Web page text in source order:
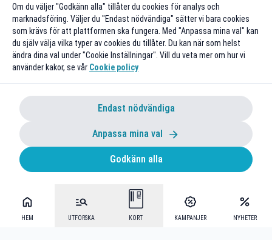
HEM UTFORSKA KORT KAMPANJER NYHETER
Om du väljer "Godkänn alla" tillåter du cookies för analys och
marknadsföring. Väljer du "Endast nödvändiga" sätter vi bara cookies
som krävs för att plattformen ska fungera. Med "Anpassa mina val" kan
du själv välja vilka typer av cookies du tillåter. Du kan när som helst
ändra dina val under "Cookie Inställningar". Vill du veta mer om hur vi
använder kakor, se vår Cookie policy
Endast nödvändiga
Anpassa mina val
Godkänn alla